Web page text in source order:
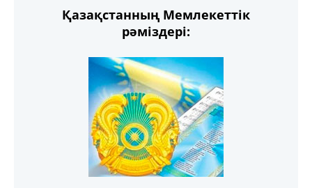
Қазақстанның Мемлекеттік
рәміздері: